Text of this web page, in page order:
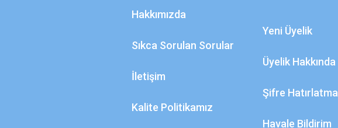
Hakkımızda
Sıkca Sorulan Sorular
İletişim
Kalite Politikamız
Yeni Üyelik
Üyelik Hakkında
Şifre Hatırlatma
Havale Bildirim